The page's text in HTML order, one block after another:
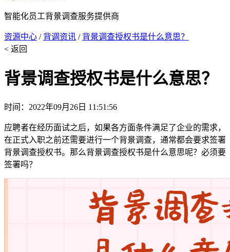
智能化员工背景调查服务提供商
资源中心 / 背调资讯 / 背景调查授权书是什么意思？
< 返回
背景调查授权书是什么意思？
时间：2022年09月26日 11:51:56
应聘者在经历面试之后，如果各方面条件满足了企业的需求，
在正式入职之前还需要进行一个背景调查，通常都会要求签署
背景调查授权书。那么背景调查授权书是什么意思呢？必须要
签署吗？